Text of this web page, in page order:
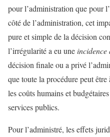
pour l’administration que pour
côté de l’administration, cet
pure et simple de la décision
l’irrégularité a eu une incidence
décision finale ou a privé
que toute la procédure peut
les coûts humains et
services publics.
Pour l’administré, les effets